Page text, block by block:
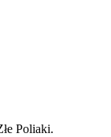
Poliaki.